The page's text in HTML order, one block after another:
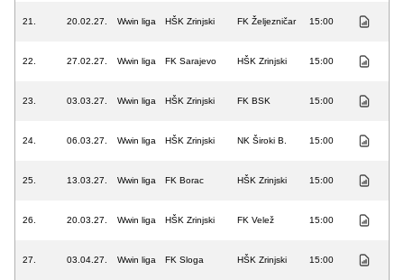
21. 20.02.27. Wwin liga HŠK Zrinjski FK Željezničar 15:00
22. 27.02.27. Wwin liga FK Sarajevo HŠK Zrinjski 15:00
23. 03.03.27. Wwin liga HŠK Zrinjski FK BSK 15:00
24. 06.03.27. Wwin liga HŠK Zrinjski NK Široki B. 15:00
25. 13.03.27. Wwin liga FK Borac HŠK Zrinjski 15:00
26. 20.03.27. Wwin liga HŠK Zrinjski FK Velež 15:00
27. 03.04.27. Wwin liga FK Sloga HŠK Zrinjski 15:00